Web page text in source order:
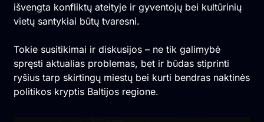
išvengta konfliktų ateityje ir gyventojų bei kultūrinių
vietų santykiai būtų tvaresni.
Tokie susitikimai ir diskusijos – ne tik galimybė
spręsti aktualias problemas, bet ir būdas stiprinti
ryšius tarp skirtingų miestų bei kurti bendras naktinės
politikos kryptis Baltijos regione.